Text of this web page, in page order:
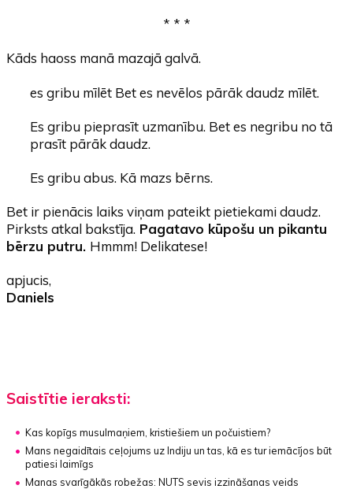
* * *
Kāds haoss manā mazajā galvā.
es gribu mīlēt Bet es nevēlos pārāk daudz mīlēt.
Es gribu pieprasīt uzmanību. Bet es negribu no tā
prasīt pārāk daudz.
Es gribu abus. Kā mazs bērns.
Bet ir pienācis laiks viņam pateikt pietiekami daudz.
Pirksts atkal bakstīja. Pagatavo kūpošu un pikantu
bērzu putru. Hmmm! Delikatese!
apjucis,
Daniels
Saistītie ieraksti:
Kas kopīgs musulmaņiem, kristiešiem un počuistiem?
Mans negaidītais ceļojums uz Indiju un tas, kā es tur iemācījos būt
patiesi laimīgs
Manas svarīgākās robežas: NUTS sevis izzināšanas veids